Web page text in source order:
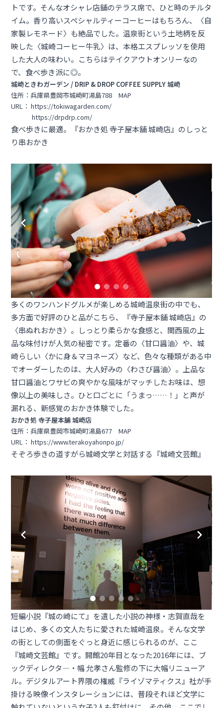
トです。そんなオシャレ店舗のテラス席で、ひと時のチルタ
イム。香り高いスペシャルティーコーヒーはもちろん、〈自
家製レモネード〉も絶品でした。温泉街という土地柄を反
映した〈城崎コーヒー牛乳〉は、本格エスプレッソを使用
した大人の味わい。こちらはテイクアウトオンリーなの
で、食べ歩き派に◎。
城崎ときわガーデン / DRIP & DROP COFFEE SUPPLY 城崎
住所：兵庫県豊岡市城崎町湯島788MAP
URL：https://tokiwagarden.com/
https://drpdrp.com/
食べ歩きに最適。『おかき処 寺子屋本舗 城崎店』のしっと
り串おかき
多くのワンハンドグルメが楽しめる城崎温泉街の中でも、
多方面で好評のひと品がこちら、『寺子屋本舗 城崎店』の
〈串ぬれおかき〉。しっとり柔らかな食感と、関西風の上
品な味付けが人気の秘密です。定番の〈甘口醤油〉や、城
崎らしい〈かに身＆マヨネーズ〉など、色々な種類がある中
でオーダーしたのは、大人好みの〈わさび醤油〉。上品な
甘口醤油とワサビの爽やかな風味がマッチしたお味は、想
像以上の美味しさ。ひと口ごとに「うまっ……！」と声が
漏れる、新感覚のおかき体験でした。
おかき処 寺子屋本舗 城崎店
住所：兵庫県豊岡市城崎町湯島677MAP
URL：https://www.terakoyahonpo.jp/
そぞろ歩きの道すがら城崎文学と対話する『城崎文芸館』
短編小説『城の崎にて』を遺した小説の神様・志賀直哉を
はじめ、多くの文人たちに愛された城崎温泉。そんな文学
の街としての側面をぐっと身近に感じられるのが、ここ
『城崎文芸館』です。開館20年目となった2016年には、ブ
ックディレクタ―・幅 允孝さん監修の下に大幅リニューア
ル。デジタルアート界隈の権威『ライゾマティクス』社が手
掛ける映像インスタレーションには、普段それほど文学に